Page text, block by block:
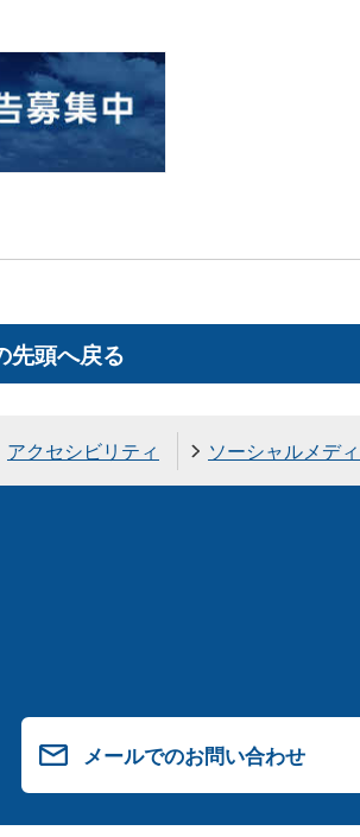
先頭へ戻る
アクセシビリティ ソーシャルメデ
メールでのお問い合わせ